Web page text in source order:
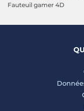
Fauteuil gamer 4D